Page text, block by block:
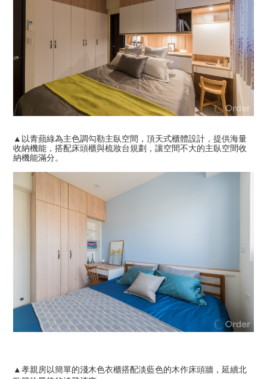
▲以青蘋綠為主色調勾勒主臥空間，頂天式櫃體設計，提供海量
收納機能，搭配床頭櫃與梳妝台規劃，讓空間不大的主臥空間收
納機能滿分。
▲孝親房以簡單的淺木色衣櫃搭配淡藍色的木作床頭牆，延續北